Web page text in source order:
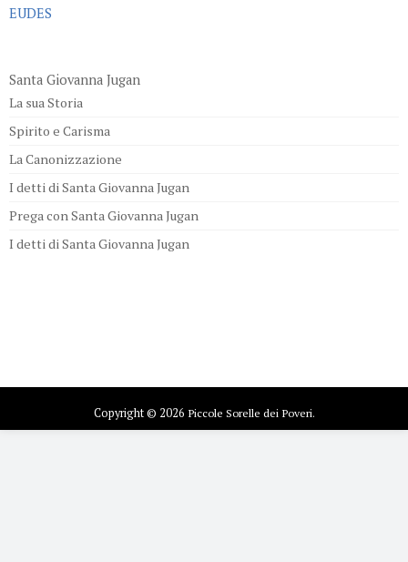
EUDES
Santa Giovanna Jugan
La sua Storia
Spirito e Carisma
La Canonizzazione
I detti di Santa Giovanna Jugan
Prega con Santa Giovanna Jugan
I detti di Santa Giovanna Jugan
Copyright © 2026 Piccole Sorelle dei Poveri.